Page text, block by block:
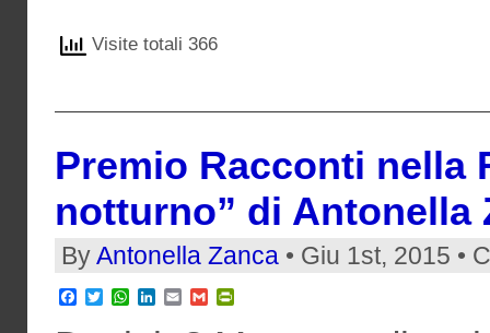
Visite totali 366
Premio Racconti nella
notturno” di Antonella
ByAntonella Zanca • Giu 1st, 2015 •
Facebook
TwitterWhatsApp
LinkedIn
EmailGmail